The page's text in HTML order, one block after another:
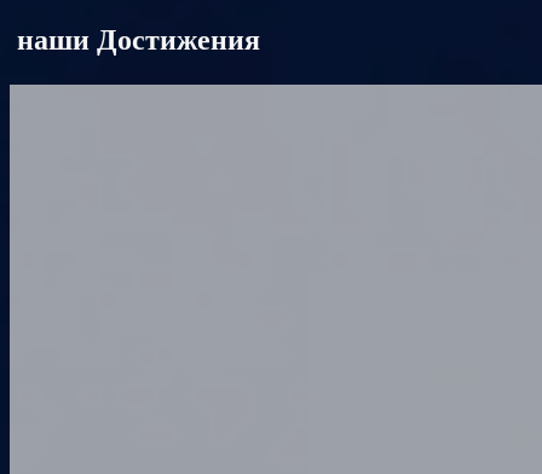
наши Достижения